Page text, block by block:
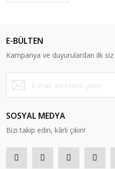
E-BÜLTEN
Kampanya ve duyurulardan ilk
SOSYAL MEDYA
Bizi takip edin, kârlı çıkın!